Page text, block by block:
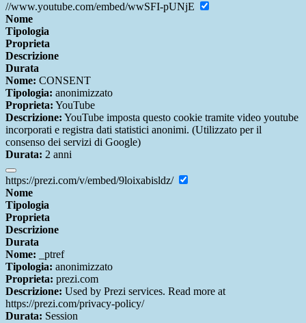
//www.youtube.com/embed/wwSFI-pUNjE
Nome
Tipologia
Proprieta
Descrizione
Durata
Nome: CONSENT
Tipologia: anonimizzato
Proprieta: YouTube
Descrizione: YouTube imposta questo cookie tramite video youtube
incorporati e registra dati statistici anonimi. (Utilizzato per il
consenso dei servizi di Google)
Durata: 2 anni
https://prezi.com/v/embed/9loixabisldz/
Nome
Tipologia
Proprieta
Descrizione
Durata
Nome: _ptref
Tipologia: anonimizzato
Proprieta: prezi.com
Descrizione: Used by Prezi services. Read more at
https://prezi.com/privacy-policy/
Durata: Session